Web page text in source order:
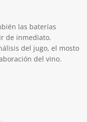
las baterías
de inmediato.
del jugo, el mosto
del vino.